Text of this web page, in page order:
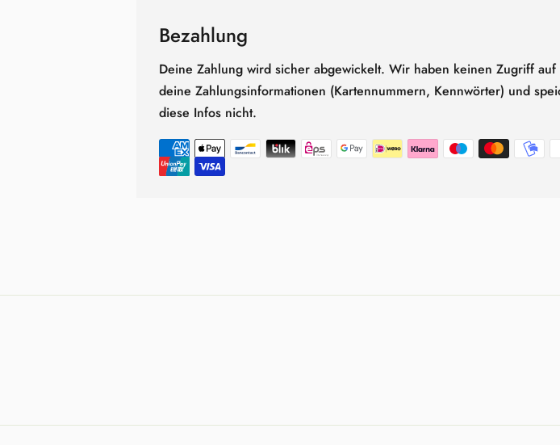
Bezahlung
Deine Zahlung wird sicher abgewickelt. Wir haben keinen Zugriff auf
deine Zahlungsinformationen (Kartennummern, Kennwörter) und
diese Infos nicht.